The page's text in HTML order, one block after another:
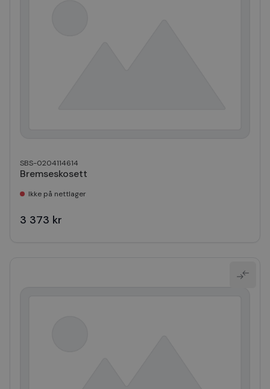
SBS-0204114614
Bremseskosett
Ikke på nettlager
3 373 kr